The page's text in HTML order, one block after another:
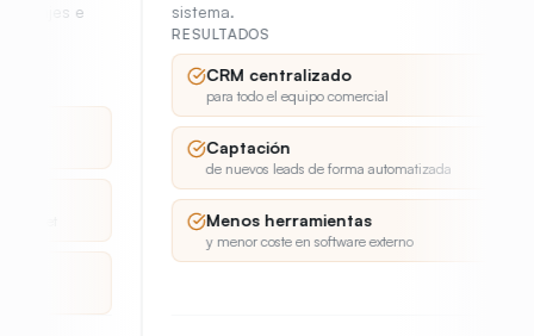
sistema.
CRM centralizado
para todo el equipo comercial
de nuevos leads de forma automatizada
Menos herramientas
y menor coste en software externo